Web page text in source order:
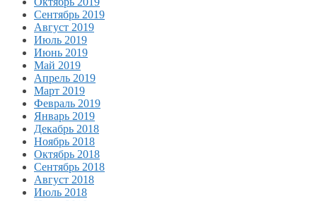
Сентябрь 2019
Август 2019
Июль 2019
Июнь 2019
Май 2019
Апрель 2019
Март 2019
Февраль 2019
Январь 2019
Декабрь 2018
Ноябрь 2018
Октябрь 2018
Сентябрь 2018
Август 2018
Июль 2018